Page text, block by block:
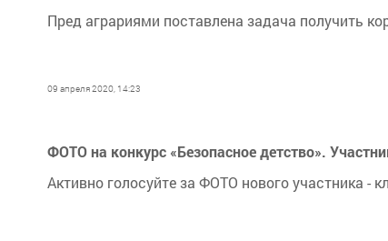
Пред аграриями поставлена задача получить
09 апреля 2020, 14:23
ФОТО на конкурс «Безопасное детство».
Активно голосуйте за ФОТО нового участника -